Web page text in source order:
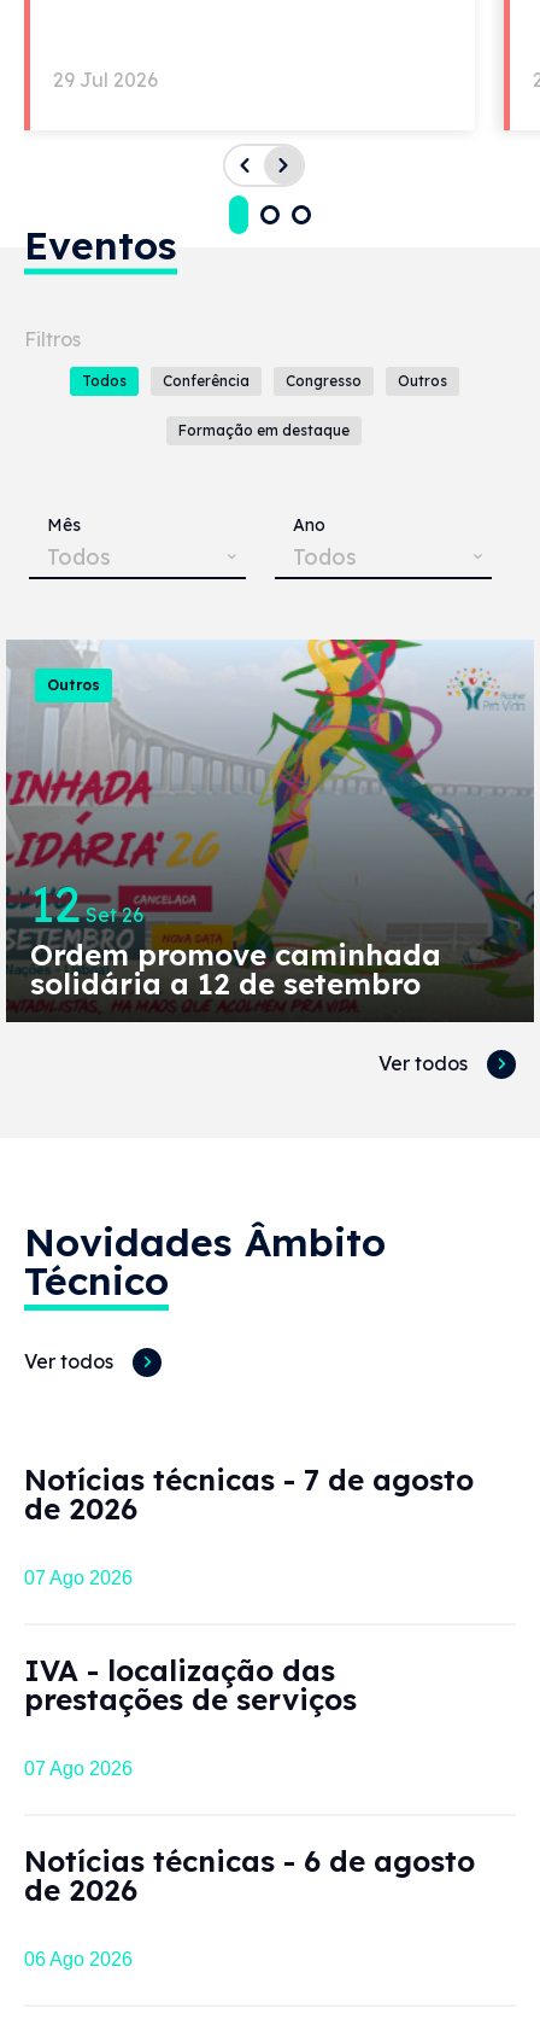
29 Jul 2026
Eventos
Todos Conferência Congresso Outros
Formação em destaque
Mês
Todos
Ano
Todos
Outros
12Set 26
Ordem promove caminhada
solidária a 12 de setembro
Ver todos
Novidades Âmbito
Técnico
Ver todos
Notícias técnicas - 7 de agosto
de 2026
07 Ago 2026
IVA - localização das
prestações de serviços
07 Ago 2026
Notícias técnicas - 6 de agosto
de 2026
06 Ago 2026
Regime de
restituição parcial
na construção de